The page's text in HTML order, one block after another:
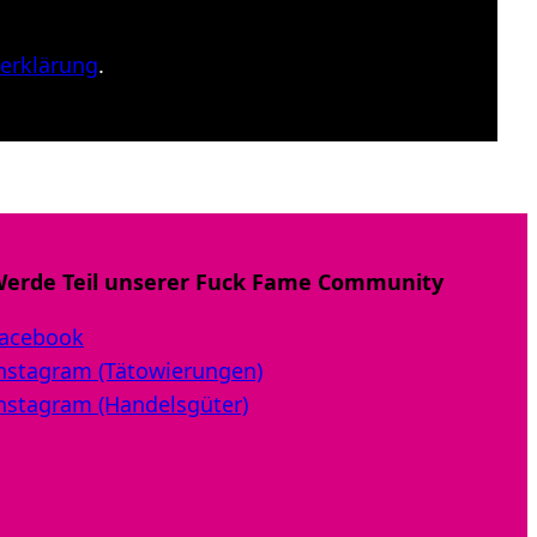
.
Teil unserer Fuck Fame Community
(Tätowierungen)
(Handelsgüter)